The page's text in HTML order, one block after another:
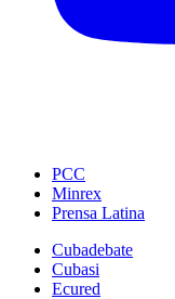
PCC
Minrex
Prensa Latina
Cubadebate
Cubasi
Ecured